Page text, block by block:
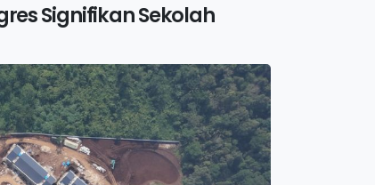
Signifikan Sekolah